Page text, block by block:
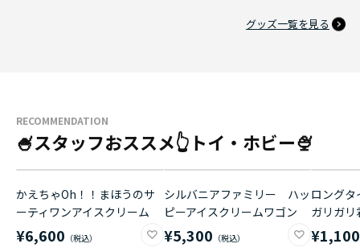
グッズ一覧を見る
RECOMMENDATION
🍧スタッフおススメ👆トイ・ホビー🍨
かえちゃOh！！まほうのサ
ーティワンアイスクリーム
¥6,600
シルバニアファミリー ハッ
ピーアイスクリームワゴン
¥5,300
ロング
ガリガ
¥1,100